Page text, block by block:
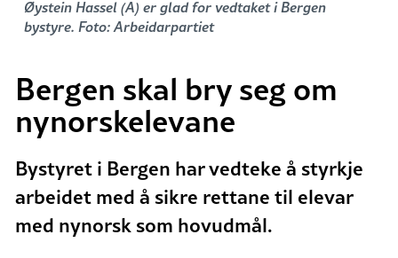
Øystein Hassel (A) er glad for vedtaket i Bergen
bystyre. Foto: Arbeidarpartiet
Bergen skal bry seg om
nynorskelevane
Bystyret i Bergen har vedteke å styrkje
arbeidet med å sikre rettane til elevar
med nynorsk som hovudmål.